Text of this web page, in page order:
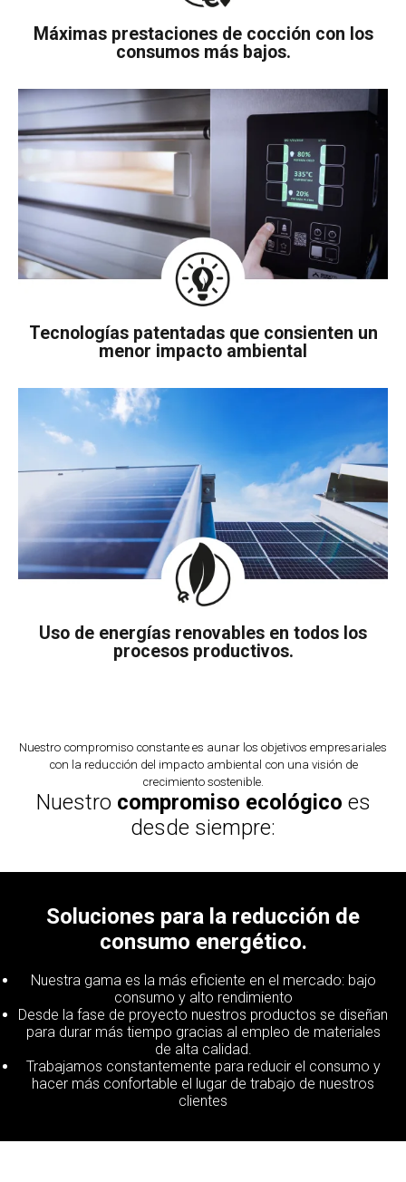
Máximas prestaciones de cocción con los
consumos más bajos.
Tecnologías patentadas que consienten un
menor impacto ambiental
Uso de energías renovables en todos los
procesos productivos.
Nuestro compromiso constante es aunar los objetivos empresariales
con la reducción del impacto ambiental con una visión de
crecimiento sostenible.
Nuestro compromiso ecológico es
desde siempre:
Soluciones para la reducción de
consumo energético.
Nuestra gama es la más eficiente en el mercado: bajo
consumo y alto rendimiento
Desde la fase de proyecto nuestros productos se diseñan
para durar más tiempo gracias al empleo de materiales
de alta calidad.
Trabajamos constantemente para reducir el consumo y
hacer más confortable el lugar de trabajo de nuestros
clientes